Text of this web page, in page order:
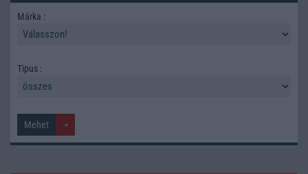
Márka :
Tipus :